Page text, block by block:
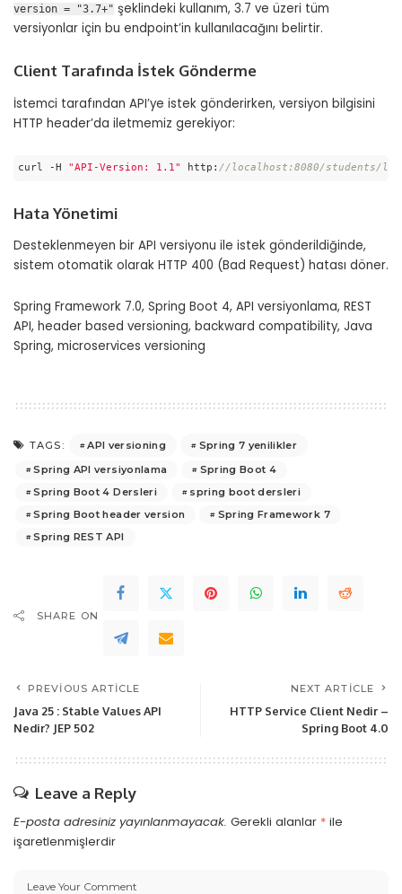
version = "3.7+" şeklindeki kullanım, 3.7 ve üzeri tüm
versiyonlar için bu endpoint’in kullanılacağını belirtir.
Client Tarafında İstek Gönderme
İstemci tarafından API’ye istek gönderirken, versiyon bilgisini
HTTP header’da iletmemiz gerekiyor:
curl -H "API-Version: 1.1" http: //localhost:8080/students/
Hata Yönetimi
Desteklenmeyen bir API versiyonu ile istek gönderildiğinde,
sistem otomatik olarak HTTP 400 (Bad Request) hatası döner.
Spring Framework 7.0, Spring Boot 4, API versiyonlama, REST
API, header based versioning, backward compatibility, Java
Spring, microservices versioning
TAGS: API versioning
Spring 7 yenilikler
Spring API versiyonlama
Spring Boot 4
Spring Boot 4 Dersleri
spring boot dersleri
Spring Boot header version
Spring Framework 7
Spring REST API
SHARE ON
PREVIOUS ARTICLE
Java 25 : Stable Values API
Nedir? JEP 502
NEXT ARTICLE
HTTP Service Client Nedir –
Spring Boot 4.0
Leave a Reply
E-posta adresiniz yayınlanmayacak. Gerekli alanlar * ile
işaretlenmişlerdir